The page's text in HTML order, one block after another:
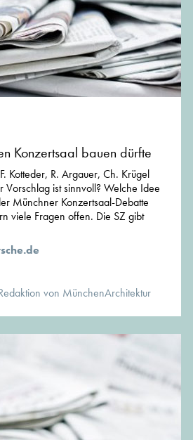
Konzertsaal bauen dürfte
Kotteder, R. Argauer, Ch. Krügel
ist sinnvoll? Welche Idee
Münchner Konzertsaal-Debatte
viele Fragen offen. Die SZ gibt
von MünchenArchitektur